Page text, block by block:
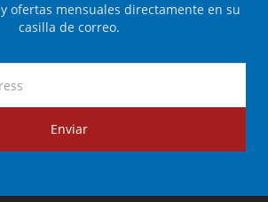
ofertas mensuales directamente en su
casilla de correo.
Enviar